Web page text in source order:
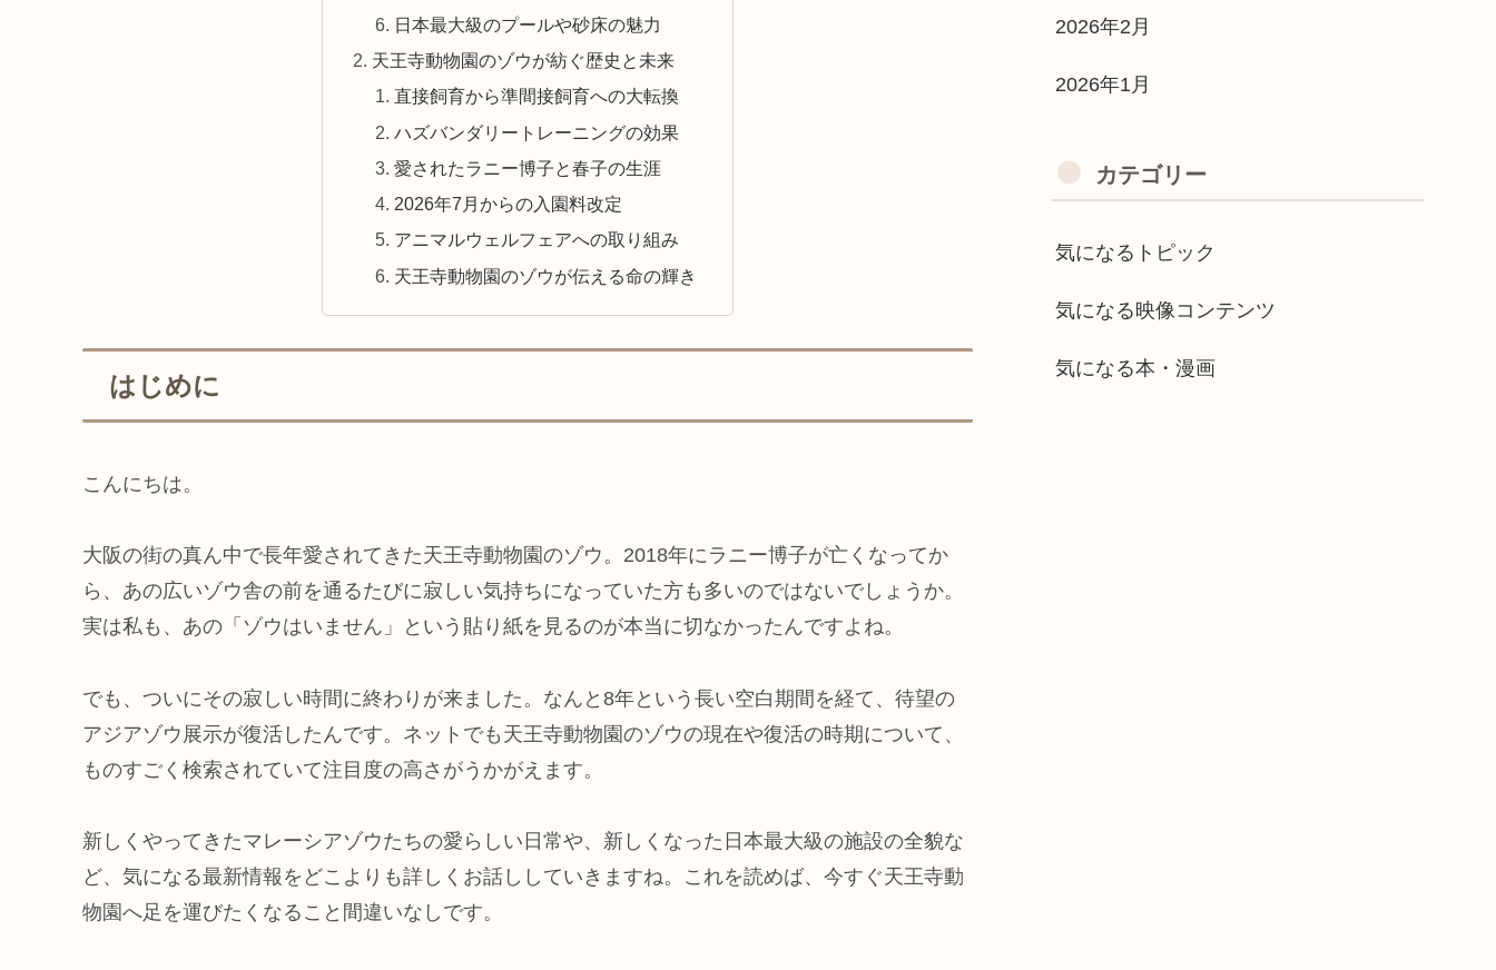
日本最大級のプールや砂床の魅力
天王寺動物園のゾウが紡ぐ歴史と未来
直接飼育から準間接飼育への大転換
ハズバンダリートレーニングの効果
愛されたラニー博子と春子の生涯
2026年7月からの入園料改定
アニマルウェルフェアへの取り組み
天王寺動物園のゾウが伝える命の輝き
はじめに
こんにちは。
大阪の街の真ん中で長年愛されてきた天王寺動物園のゾウ。2018年にラニー博子が亡くなってか
ら、あの広いゾウ舎の前を通るたびに寂しい気持ちになっていた方も多いのではないでしょうか。
実は私も、あの「ゾウはいません」という貼り紙を見るのが本当に切なかったんですよね。
でも、ついにその寂しい時間に終わりが来ました。なんと8年という長い空白期間を経て、待望の
アジアゾウ展示が復活したんです。ネットでも天王寺動物園のゾウの現在や復活の時期について、
ものすごく検索されていて注目度の高さがうかがえます。
新しくやってきたマレーシアゾウたちの愛らしい日常や、新しくなった日本最大級の施設の全貌な
ど、気になる最新情報をどこよりも詳しくお話ししていきますね。これを読めば、今すぐ天王寺動
物園へ足を運びたくなること間違いなしです。
2026年2月
2026年1月
カテゴリー
気になるトピック
気になる映像コンテンツ
気になる本・漫画